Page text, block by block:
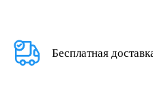
Бесплатная